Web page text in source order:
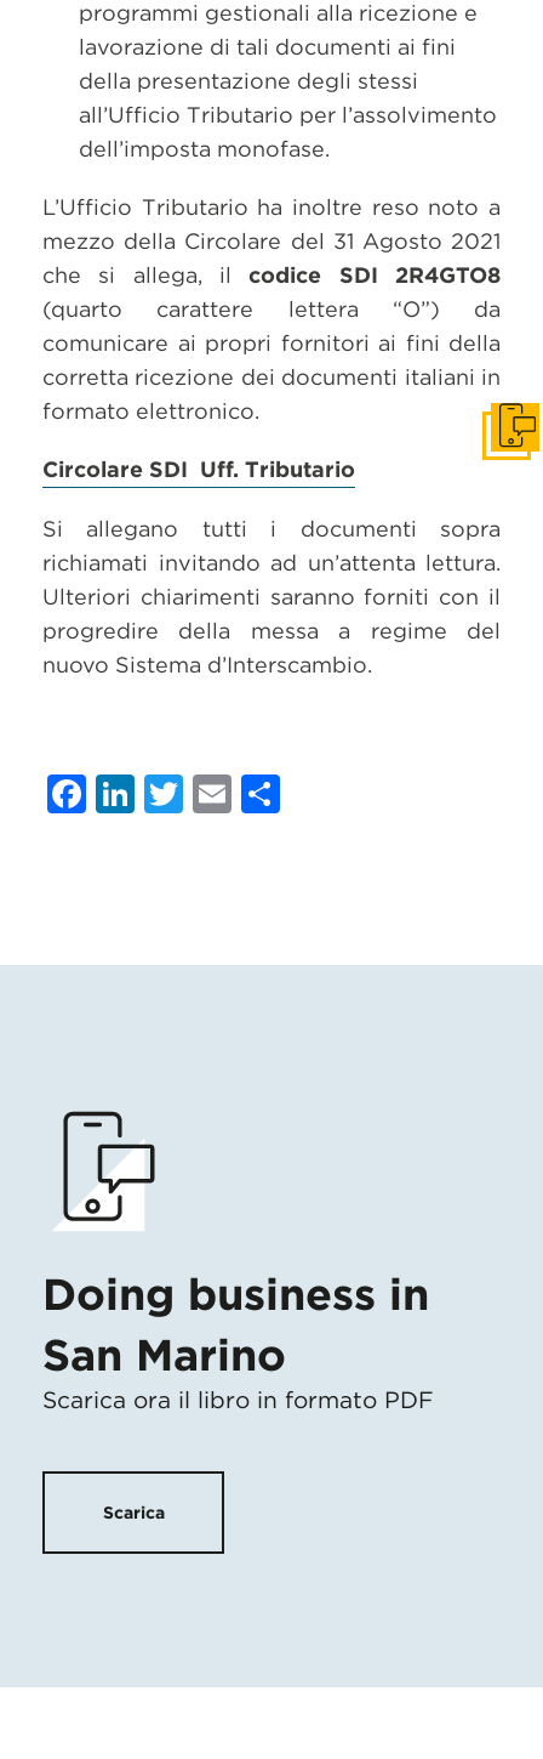
programmi gestionali alla ricezione e
lavorazione di tali documenti ai fini
della presentazione degli stessi
all’Ufficio Tributario per l’assolvimento
dell’imposta monofase.
L’Ufficio Tributario ha inoltre reso noto a
mezzo della Circolare del 31 Agosto 2021
che si allega, ilcodice SDI
2R4GTO8
(quarto carattere lettera “O”) da
comunicare ai propri fornitori ai fini della
corretta ricezione dei documenti italiani in
formato elettronico.
Circolare SDI Uff. Tributario
Si allegano tutti i documenti sopra
richiamati invitando ad un’attenta lettura.
Ulteriori chiarimenti saranno forniti con il
progredire della messa a regime del
nuovo Sistema d’Interscambio.
Facebook
LinkedIn
Twitter
Email
Doing business in
San Marino
Scarica ora il libro in formato PDF
Scarica
Get